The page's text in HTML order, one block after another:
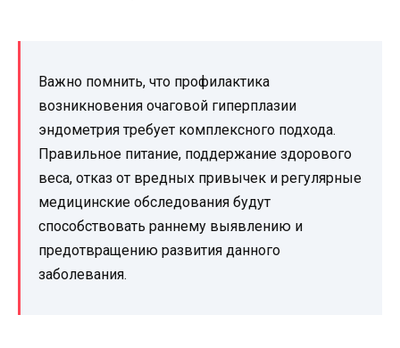
Важно помнить, что профилактика
возникновения очаговой гиперплазии
эндометрия требует комплексного подхода.
Правильное питание, поддержание здорового
веса, отказ от вредных привычек и регулярные
медицинские обследования будут
способствовать раннему выявлению и
предотвращению развития данного
заболевания.